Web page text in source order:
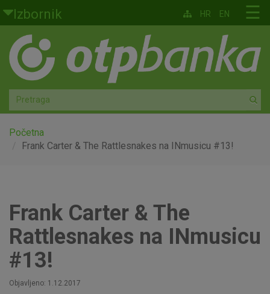
Skoči na glavni sadržaj
Izbornik
Građani
Privatno bankarstvo
Agro
Mala poduzeća i obrtnici
Faktoring
O nama
☰
HR EN
Početna
Frank Carter & The Rattlesnakes na INmusicu #13!
Frank Carter & The
Rattlesnakes na INmusicu
#13!
Objavljeno: 1.12.2017